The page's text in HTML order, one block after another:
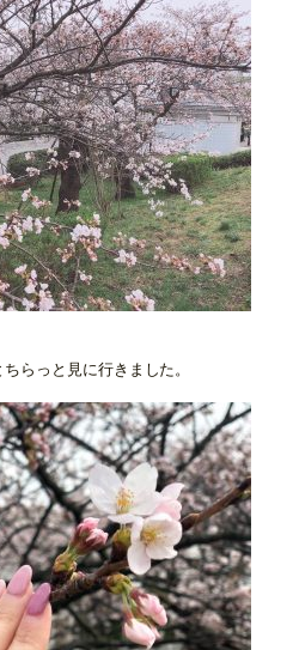
らっと見に行きました。